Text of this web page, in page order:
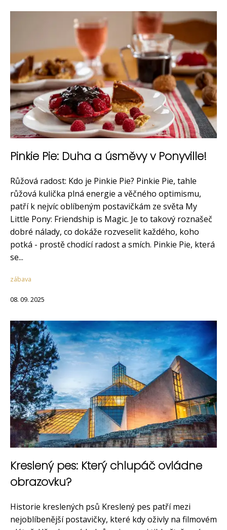
Pinkie Pie: Duha a úsměvy v Ponyville!
Růžová radost: Kdo je Pinkie Pie? Pinkie Pie, tahle
růžová kulička plná energie a věčného optimismu,
patří k nejvíc oblíbeným postavičkám ze světa My
Little Pony: Friendship is Magic. Je to takový roznašeč
dobré nálady, co dokáže rozveselit každého, koho
potká - prostě chodící radost a smích. Pinkie Pie, která
se...
zábava
08. 09. 2025
Kreslený pes: Který chlupáč ovládne
obrazovku?
Historie kreslených psů Kreslený pes patří mezi
nejoblíbenější postavičky, které kdy oživly na filmovém